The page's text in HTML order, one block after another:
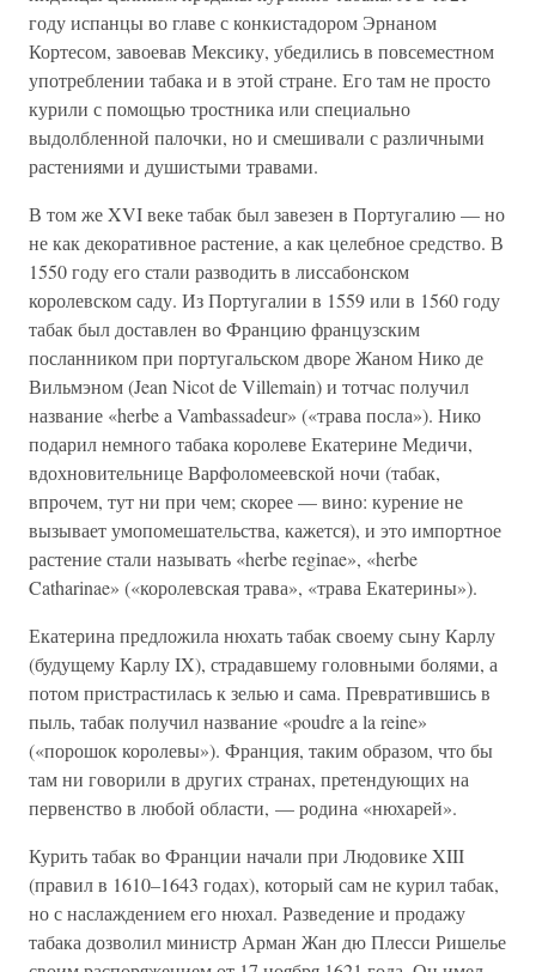
году испанцы во главе с конкистадором Эрнаном
Кортесом, завоевав Мексику, убедились в повсеместном
употреблении табака и в этой стране. Его там не просто
курили с помощью тростника или специально
выдолбленной палочки, но и смешивали с различными
растениями и душистыми травами.
В том же XVI веке табак был завезен в Португалию — но
не как декоративное растение, а как целебное средство. В
1550 году его стали разводить в лиссабонском
королевском саду. Из Португалии в 1559 или в 1560 году
табак был доставлен во Францию французским
посланником при португальском дворе Жаном Нико де
Вильмэном (Jean Nicot de Villemain) и тотчас получил
название «herbe а Vambassadeur» («трава посла»). Нико
подарил немного табака королеве Екатерине Медичи,
вдохновительнице Варфоломеевской ночи (табак,
впрочем, тут ни при чем; скорее — вино: курение не
вызывает умопомешательства, кажется), и это импортное
растение стали называть «herbe reginae», «herbe
Catharinae» («королевская трава», «трава Екатерины»).
Екатерина предложила нюхать табак своему сыну Карлу
(будущему Карлу IX), страдавшему головными болями, а
потом пристрастилась к зелью и сама. Превратившись в
пыль, табак получил название «poudre a la reine»
(«порошок королевы»). Франция, таким образом, что бы
там ни говорили в других странах, претендующих на
первенство в любой области, — родина «нюхарей».
Курить табак во Франции начали при Людовике XIII
(правил в 1610–1643 годах), который сам не курил табак,
но с наслаждением его нюхал. Разведение и продажу
табака дозволил министр Арман Жан дю Плесси Ришелье